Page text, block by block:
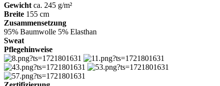
Gewicht ca. 245 g/m²
Breite 155 cm
Zusammensetzung
95% Baumwolle 5% Elasthan
Sweat
Pflegehinweise